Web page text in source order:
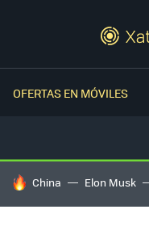
OFERTAS EN MÓVILES
HOY SE HABLA DE
China Elon Musk